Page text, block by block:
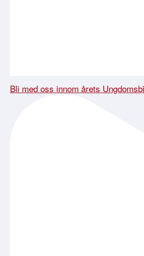
Bli med oss innom årets